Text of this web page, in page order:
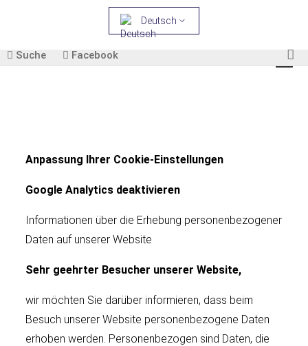
Deutsch
Suche Facebook
Anpassung Ihrer Cookie-Einstellungen
Google Analytics deaktivieren
Informationen über die Erhebung personenbezogener
Daten auf unserer Website
Sehr geehrter Besucher unserer Website,
wir möchten Sie darüber informieren, dass beim
Besuch unserer Website personenbezogene Daten
erhoben werden. Personenbezogen sind Daten, die